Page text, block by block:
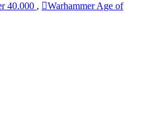
40.000 ,
Warhammer Age of